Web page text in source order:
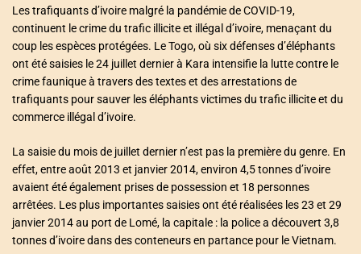
Les trafiquants d’ivoire malgré la pandémie de COVID-19,
continuent le crime du trafic illicite et illégal d’ivoire, menaçant du
coup les espèces protégées. Le Togo, où six défenses d’éléphants
ont été saisies le 24 juillet dernier à Kara intensifie la lutte contre le
crime faunique à travers des textes et des arrestations de
trafiquants pour sauver les éléphants victimes du trafic illicite et du
commerce illégal d’ivoire.
La saisie du mois de juillet dernier n’est pas la première du genre. En
effet, entre août 2013 et janvier 2014, environ 4,5 tonnes d’ivoire
avaient été également prises de possession et 18 personnes
arrêtées. Les plus importantes saisies ont été réalisées les 23 et 29
janvier 2014 au port de Lomé, la capitale : la police a découvert 3,8
tonnes d’ivoire dans des conteneurs en partance pour le Vietnam.